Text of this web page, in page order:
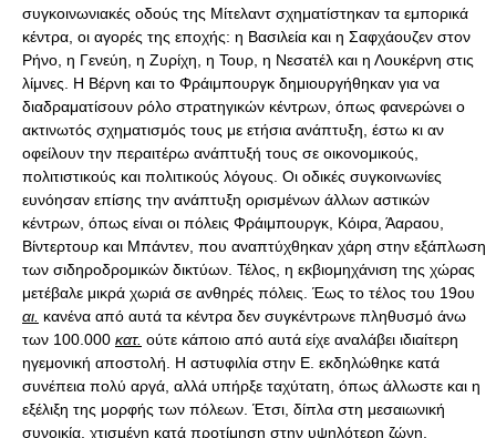
συγκοινωνιακές οδούς της Μίτελαντ σχηματίστηκαν τα εμπορικά
κέντρα, οι αγορές της εποχής: η Βασιλεία και η Σαφχάουζεν στον
Ρήνο, η Γενεύη, η Ζυρίχη, η Τουρ, η Νεσατέλ και η Λουκέρνη στις
λίμνες. Η Βέρνη και το Φράιμπουργκ δημιουργήθηκαν για να
διαδραματίσουν ρόλο στρατηγικών κέντρων, όπως φανερώνει ο
ακτινωτός σχηματισμός τους με ετήσια ανάπτυξη, έστω κι αν
οφείλουν την περαιτέρω ανάπτυξή τους σε οικονομικούς,
πολιτιστικούς και πολιτικούς λόγους. Οι οδικές συγκοινωνίες
ευνόησαν επίσης την ανάπτυξη ορισμένων άλλων αστικών
κέντρων, όπως είναι οι πόλεις Φράιμπουργκ, Κόιρα, Άαραου,
Βίντερτουρ και Μπάντεν, που αναπτύχθηκαν χάρη στην εξάπλωση
των σιδηροδρομικών δικτύων. Τέλος, η εκβιομηχάνιση της χώρας
μετέβαλε μικρά χωριά σε ανθηρές πόλεις. Έως το τέλος του 19ου
αι. κανένα από αυτά τα κέντρα δεν συγκέντρωνε πληθυσμό άνω
των 100.000 κατ. ούτε κάποιο από αυτά είχε αναλάβει ιδιαίτερη
ηγεμονική αποστολή. Η αστυφιλία στην Ε. εκδηλώθηκε κατά
συνέπεια πολύ αργά, αλλά υπήρξε ταχύτατη, όπως άλλωστε και η
εξέλιξη της μορφής των πόλεων. Έτσι, δίπλα στη μεσαιωνική
συνοικία, χτισμένη κατά προτίμηση στην υψηλότερη ζώνη,